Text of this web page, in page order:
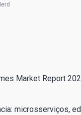
Market Report
microsserviços,